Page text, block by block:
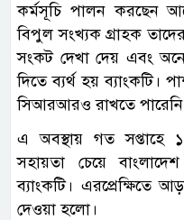
কর্মসূচি পালন করছেন
বিপুল সংখ্যক গ্রাহক
সংকট দেখা দেয় এবং
দিতে ব্যর্থ হয় ব্যাংকটি।
সিআরআরও রাখতে
এ অবস্থায় গত সপ্তাহে
সহায়তা চেয়ে
ব্যাংকটি। এরপ্রেক্ষিতে
দেওয়া হলো।